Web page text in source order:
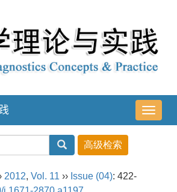
导
航
2012, Vol. 11 ›› Issue (04): 422-